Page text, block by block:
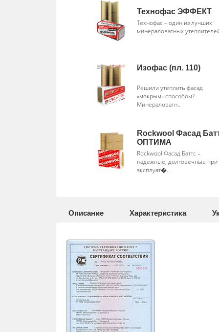
Технофас ЭФФЕКТ
Технофас – один из лучших
минераловатных
Изофас (пл. 110)
Решили утеплить фасад
«мокрым» способом?
Минераловатн..
Rockwool Фасад
ОПТИМА
Rockwool Фасад Баттс –
надежные, долговечные при
эксплуат�..
Описание Характеристика